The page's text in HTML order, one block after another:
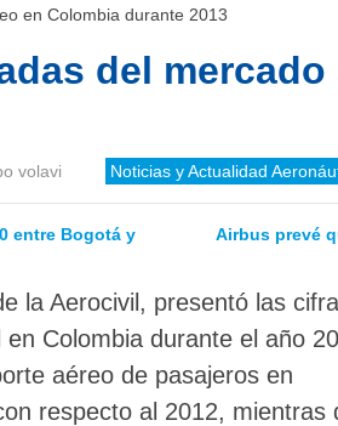
en Colombia durante 2013
del mercado
volavi Noticias y Actualidad
entre Bogotá y
Airbus prevé
la Aerocivil, presentó las
Colombia durante el año
aéreo de pasajeros en
respecto al 2012, mientras